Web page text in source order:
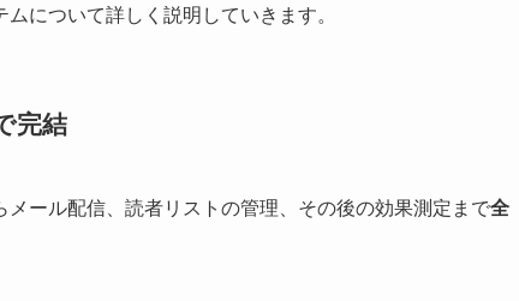
について詳しく説明していきます。
完結
ール配信、読者リストの管理、その後の効果測定まで全